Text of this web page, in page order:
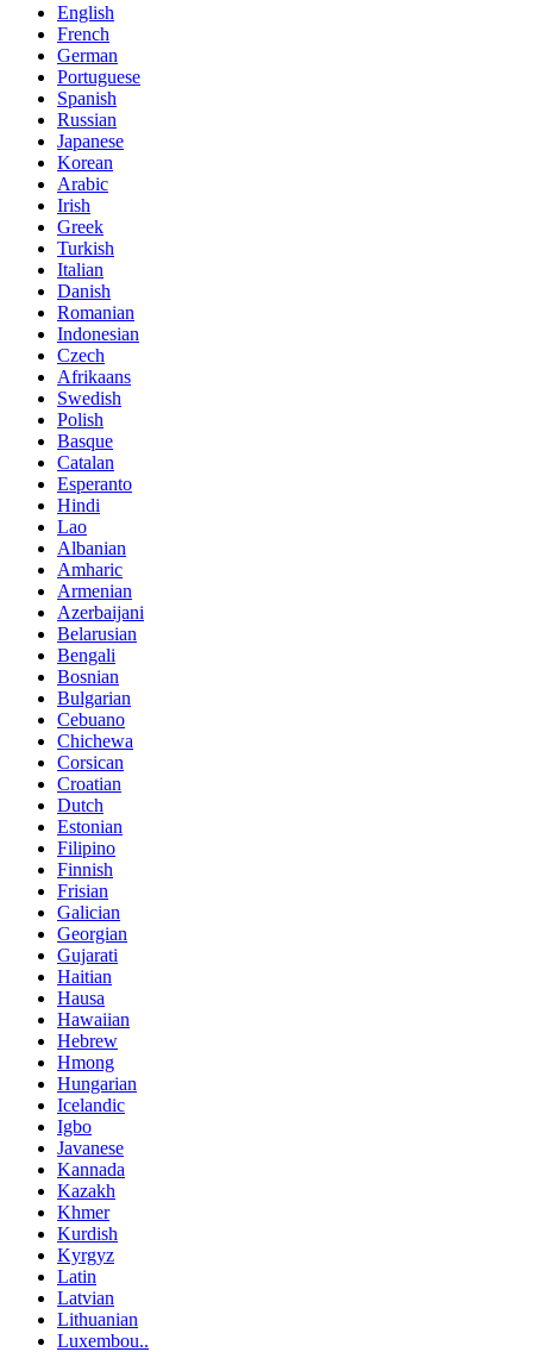
English
French
German
Portuguese
Spanish
Russian
Japanese
Korean
Arabic
Irish
Greek
Turkish
Italian
Danish
Romanian
Indonesian
Czech
Afrikaans
Swedish
Polish
Basque
Catalan
Esperanto
Hindi
Lao
Albanian
Amharic
Armenian
Azerbaijani
Belarusian
Bengali
Bosnian
Bulgarian
Cebuano
Chichewa
Corsican
Croatian
Dutch
Estonian
Filipino
Finnish
Frisian
Galician
Georgian
Gujarati
Haitian
Hausa
Hawaiian
Hebrew
Hmong
Hungarian
Icelandic
Igbo
Javanese
Kannada
Kazakh
Khmer
Kurdish
Kyrgyz
Latin
Latvian
Lithuanian
Luxembou..